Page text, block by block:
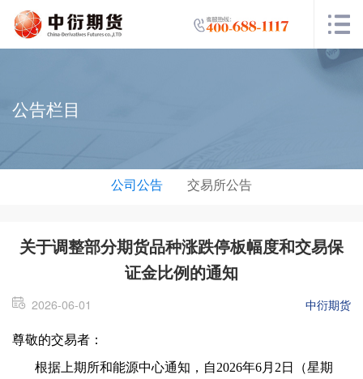
公告栏目
公司公告 交易所公告
关于调整部分期货品种涨跌停板幅度和交易保
证金比例的通知
2026-06-01 中衍期货
尊敬的交易者：
根据上期所和能源中心通知，自2026年6月2日（星期